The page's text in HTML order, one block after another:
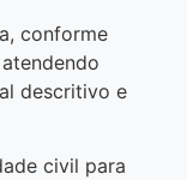
conforme
descritivo e
civil para